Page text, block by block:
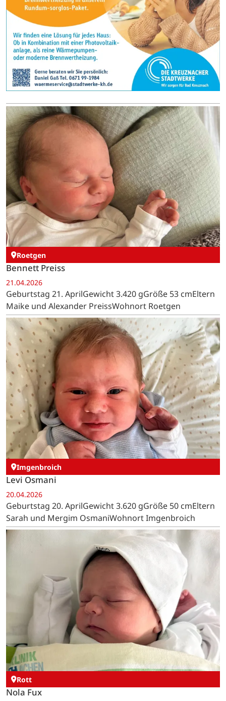
Roetgen
Bennett Preiss
21.04.2026
Geburtstag 21. AprilGewicht 3.420 gGröße 53 cmEltern
Maike und Alexander PreissWohnort Roetgen
Imgenbroich
Levi Osmani
20.04.2026
Geburtstag 20. AprilGewicht 3.620 gGröße 50 cmEltern
Sarah und Mergim OsmaniWohnort Imgenbroich
Rott
Nola Fux